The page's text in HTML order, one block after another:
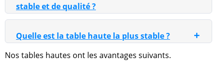
stable et de qualité ?
Quelle est la table haute la plus stable ? +
Nos tables hautes ont les avantages suivants.